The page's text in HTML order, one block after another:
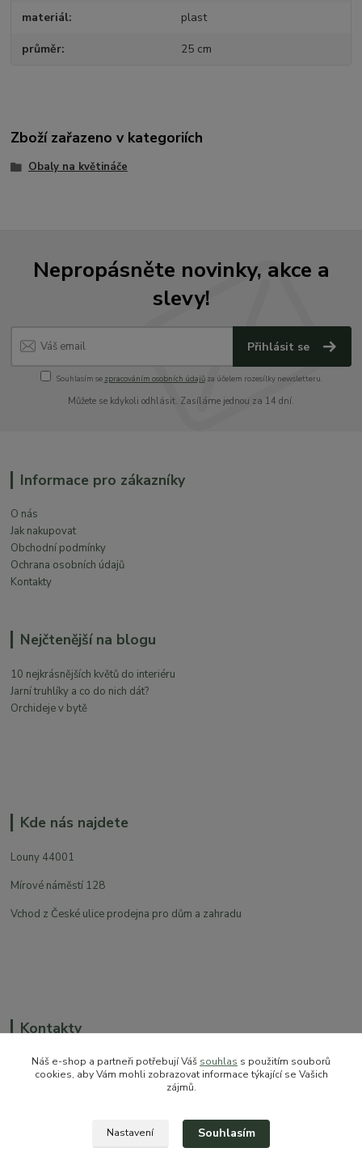
materiál plast
průměr 25 cm
Zboží zařazeno v kategoriích
Obaly na květináče
Nepropásněte novinky, akce a
slevy!
Přihlásit se
Souhlasím se zpracováním osobních údajůza účelem rozesílky newsletteru.
Můžete se kdykoli odhlásit. Zasíláme jednou za 14 dní.
Informace pro zákazníky
O nás
Jak nakupovat
Obchodní podmínky
Ochrana osobních údajů
Kontakty
Nejčtenější na blogu
10 nejkrásnějších květů do interiéru
Jarní truhlíky a co do nich dát?
Orchideje v bytě
Kde nás najdete
Louny 44001
Mírové náměstí 128
Vchod z České ulice prodejna pro dům a zahradu
Kontakty
sales@prokytky.cz
Náš e-shop a partneři potřebují Váš souhlas s použitím souborů
cookies, aby Vám mohli zobrazovat informace týkající se Vašich
zájmů.
Nastavení Souhlasím